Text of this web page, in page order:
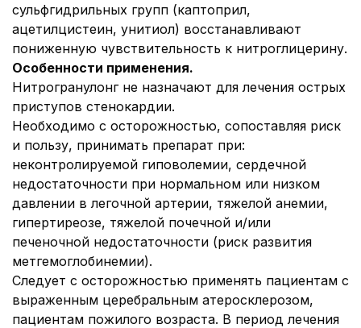
сульфгидрильных групп (каптоприл,
ацетилцистеин, унитиол) восстанавливают
пониженную чувствительность к нитроглицерину.
Особенности применения.
Нитрогранулонг не назначают для лечения острых
приступов стенокардии.
Необходимо с осторожностью, сопоставляя риск
и пользу, принимать препарат при:
неконтролируемой гиповолемии, сердечной
недостаточности при нормальном или низком
давлении в легочной артерии, тяжелой анемии,
гипертиреозе, тяжелой почечной и/или
печеночной недостаточности (риск развития
метгемоглобинемии).
Следует с осторожностью применять пациентам с
выраженным церебральным атеросклерозом,
пациентам пожилого возраста. В период лечения